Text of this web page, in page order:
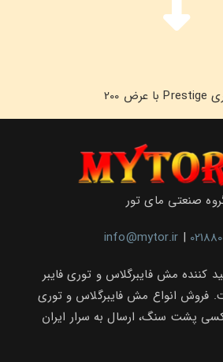
صنعتی مای تور
info@mytor.ir |
کننده مش فایبرگلاس و توری فایبر
فروش انواع مش فایبرگلاس و توری
پشت سنگ، ارسال به سرار ایران